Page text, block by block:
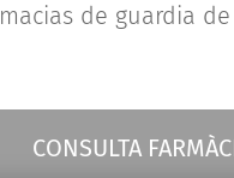
de guardia
CONSULTA